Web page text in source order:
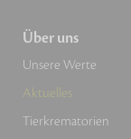
Über uns
Unsere Werte
Aktuelles
Tierkrematorien